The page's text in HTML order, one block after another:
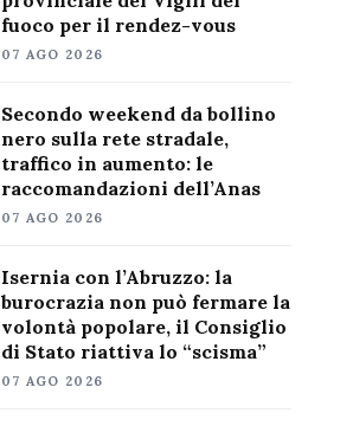
fuoco per il rendez-vous
07 AGO 2026
Secondo weekend da bollino
nero sulla rete stradale,
traffico in aumento: le
raccomandazioni dell’Anas
07 AGO 2026
Isernia con l’Abruzzo: la
burocrazia non può fermare la
volontà popolare, il Consiglio
di Stato riattiva lo “scisma”
07 AGO 2026